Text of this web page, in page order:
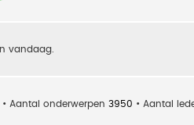
vandaag.
• Aantal onderwerpen 3950 • Aantal